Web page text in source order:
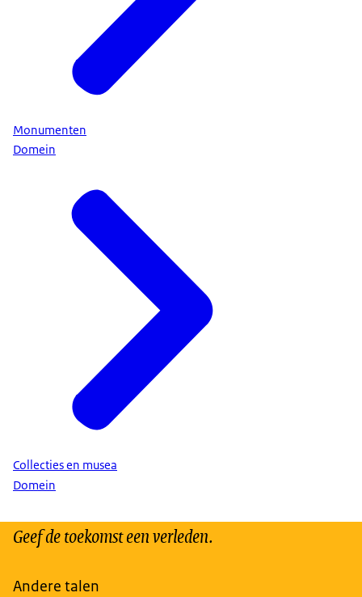
Monumenten
Domein
Collecties en musea
Domein
Geef de toekomst een verleden.
Andere talen